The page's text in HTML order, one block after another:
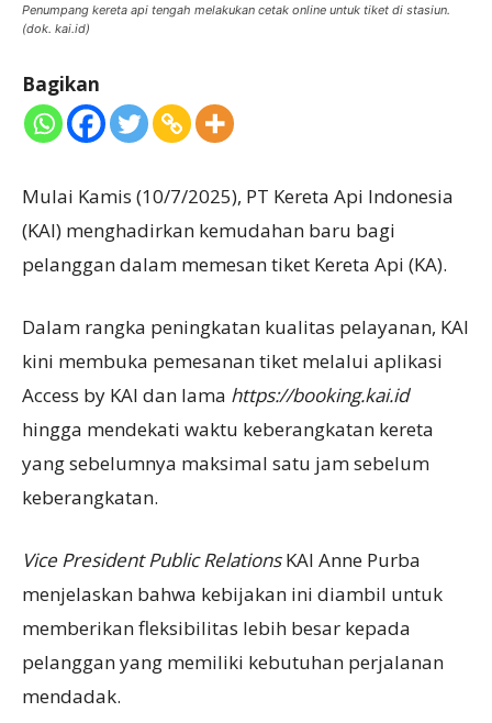
Penumpang kereta api tengah melakukan cetak online untuk tiket di stasiun.
(dok. kai.id)
Bagikan
Mulai Kamis (10/7/2025), PT Kereta Api Indonesia
(KAI) menghadirkan kemudahan baru bagi
pelanggan dalam memesan tiket Kereta Api (KA).
Dalam rangka peningkatan kualitas pelayanan, KAI
kini membuka pemesanan tiket melalui aplikasi
Access by KAI dan lama https://booking.kai.id
hingga mendekati waktu keberangkatan kereta
yang sebelumnya maksimal satu jam sebelum
keberangkatan.
Vice President Public RelationsKAI Anne Purba
menjelaskan bahwa kebijakan ini diambil untuk
memberikan fleksibilitas lebih besar kepada
pelanggan yang memiliki kebutuhan perjalanan
mendadak.